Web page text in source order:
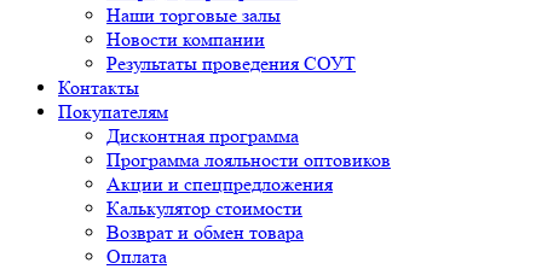
Наши торговые залы
Новости компании
Результаты проведения СОУТ
Контакты
Покупателям
Дисконтная программа
Программа лояльности оптовиков
Акции и спецпредложения
Калькулятор стоимости
Возврат и обмен товара
Оплата